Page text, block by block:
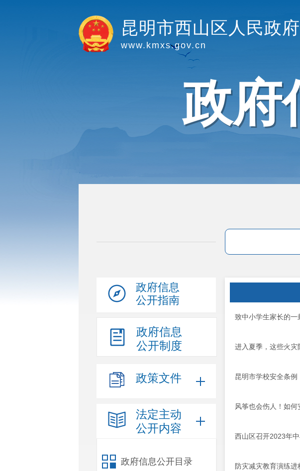
昆明市西山区人民政府
www.kmxs.gov.cn
政府
政府信息
公开指南
政府信息
公开制度
政策文件
法定主动
公开内容
政府信息公开目录
致中小学生家长的一
进入夏季，这些火
昆明市学校安全条例
风筝也会伤人！如
西山区召开2023年
防灾减灾教育演练